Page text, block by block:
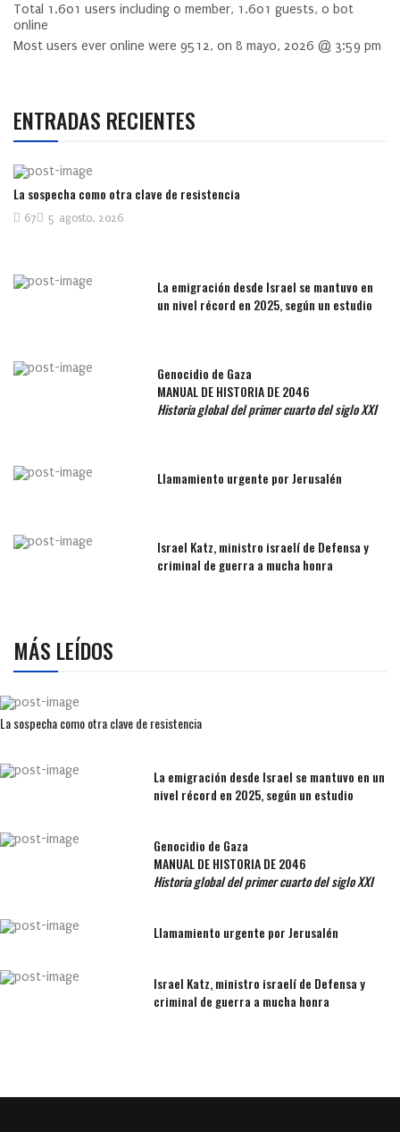
Total 1.601 users including 0 member, 1.601 guests, 0 bot
online
Most users ever online were 9512, on 8 mayo, 2026 @ 3:59 pm
ENTRADAS RECIENTES
La sospecha como otra clave de resistencia
5 agosto, 2026
67
La emigración desde Israel se mantuvo en
un nivel récord en 2025, según un estudio
Genocidio de Gaza
MANUAL DE HISTORIA DE 2046
Historia global del primer cuarto del siglo XXI
Llamamiento urgente por Jerusalén
Israel Katz, ministro israelí de Defensa y
criminal de guerra a mucha honra
MÁS LEÍDOS
La sospecha como otra clave de resistencia
La emigración desde Israel se mantuvo en un
nivel récord en 2025, según un estudio
Genocidio de Gaza
MANUAL DE HISTORIA DE 2046
Historia global del primer cuarto del siglo XXI
Llamamiento urgente por Jerusalén
Israel Katz, ministro israelí de Defensa y
criminal de guerra a mucha honra